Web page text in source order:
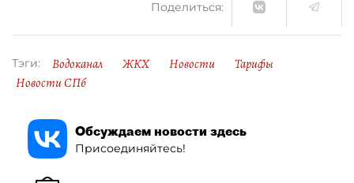
Поделиться:
Тэги: Водоканал ЖКХ Новости
Тарифы
Новости СПб
Обсуждаем новости здесь
Присоединяйтесь!